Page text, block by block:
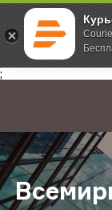
;
Главная О